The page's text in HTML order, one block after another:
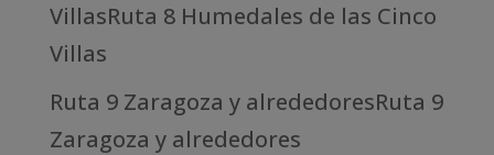
VillasRuta 8 Humedales de las Cinco
Villas
Ruta 9 Zaragoza y alrededoresRuta 9
Zaragoza y alrededores